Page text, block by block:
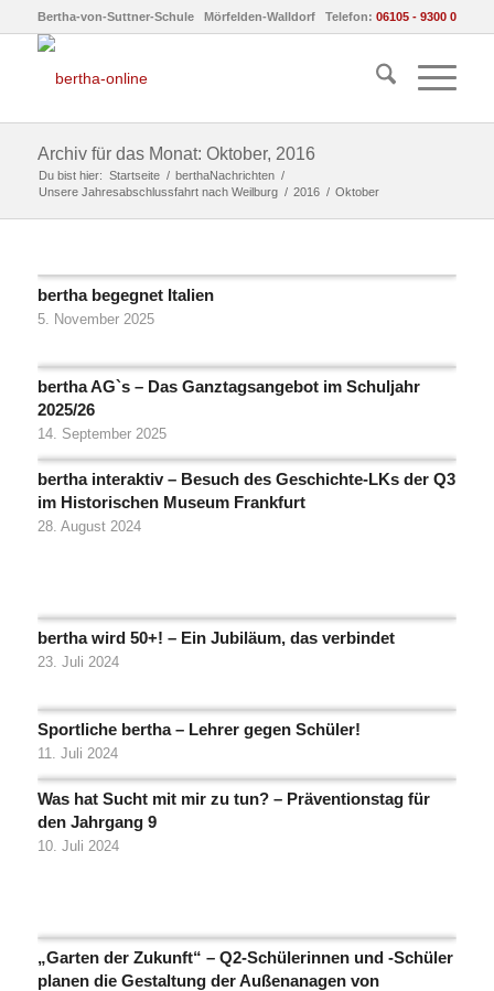
Bertha-von-Suttner-Schule Mörfelden-Walldorf Telefon: 06105 - 9300 0
Archiv für das Monat: Oktober, 2016
Du bist hier: Startseite / berthaNachrichten /
Unsere Jahresabschlussfahrt nach Weilburg / 2016 / Oktober
bertha begegnet Italien
5. November 2025
bertha AG`s – Das Ganztagsangebot im Schuljahr
2025/26
14. September 2025
bertha interaktiv – Besuch des Geschichte-LKs der Q3
im Historischen Museum Frankfurt
28. August 2024
bertha wird 50+! – Ein Jubiläum, das verbindet
23. Juli 2024
Sportliche bertha – Lehrer gegen Schüler!
11. Juli 2024
Was hat Sucht mit mir zu tun? – Präventionstag für
den Jahrgang 9
10. Juli 2024
„Garten der Zukunft“ – Q2-Schülerinnen und -Schüler
planen die Gestaltung der Außenanagen von